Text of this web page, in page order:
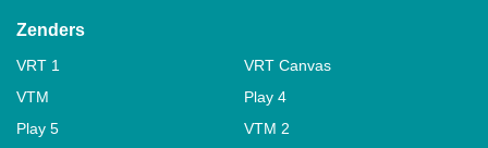
Zenders
VRT 1
VRT Canvas
VTM
Play 4
Play 5
VTM 2